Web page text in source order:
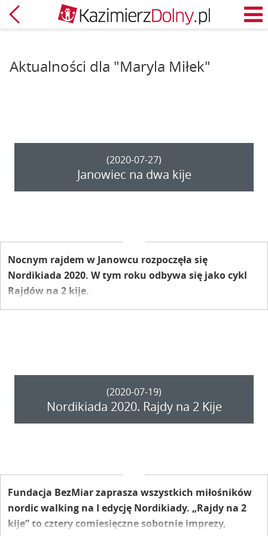
Powrót
Aktualności dla "Maryla Miłek"
(2020-07-27)
Janowiec na dwa kije
Nocnym rajdem w Janowcu rozpoczęła się
Nordikiada 2020. W tym roku odbywa się jako cykl
Rajdów na 2 kije.
(2020-07-19)
Nordikiada 2020. Rajdy na 2 Kije
Fundacja BezMiar zaprasza wszystkich miłośników
nordic walking na I edycję Nordikiady. „Rajdy na 2
kije” to cztery comiesięczne sobotnie imprezy,